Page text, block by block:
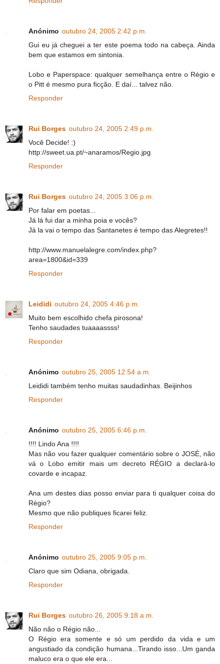
Anónimo outubro 24, 2005 2:42 p.m.
Gui eu já cheguei a ter este poema todo na cabeça. Ainda
bem que estamos em sintonia.
Lobo e Paperspace: qualquer semelhança entre o Régio e
o Pitt é mesmo pura ficção. E daí... talvez não.
Responder
Rui Borges outubro 24, 2005 2:49 p.m.
Você Decide! :)
http://sweet.ua.pt/~anaramos/Regio.jpg
Responder
Rui Borges outubro 24, 2005 3:06 p.m.
Por falar em poetas...
Já lá fui dar a minha poia e vocês?
Já la vai o tempo das Santanetes é tempo das Alegretes!!
http://www.manuelalegre.com/index.php?
area=1800&id=339
Responder
Leididi outubro 24, 2005 4:46 p.m.
Muito bem escolhido chefa pirosona!
Tenho saudades tuaaaassss!
Responder
Anónimo outubro 25, 2005 12:54 a.m.
Leididi também tenho muitas saudadinhas. Beijinhos
Responder
Anónimo outubro 25, 2005 6:46 p.m.
!!!! Lindo Ana !!!!
Mas não vou fazer qualquer comentário sobre o JOSÉ, não
vá o Lobo emitir mais um decreto RÉGIO a declará-lo
covarde e incapaz.
Ana um destes dias posso enviar para ti qualquer coisa do
Régio?
Mesmo que não publiques ficarei feliz.
Responder
Anónimo outubro 25, 2005 9:05 p.m.
Claro que sim Odiana, obrigada.
Responder
Rui Borges outubro 26, 2005 9:18 a.m.
Não não o Régio não...
O Régio era somente e só um perdido da vida e um
angustiado da condição humana...Tirando isso...Um ganda
maluco era o que ele era...